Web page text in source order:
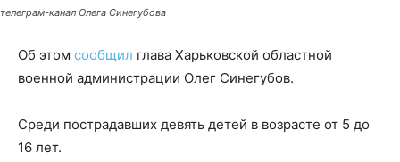
телеграм-канал Олега Синегубова
Об этом сообщил глава Харьковской областной
военной администрации Олег Синегубов.
Среди пострадавших девять детей в возрасте от 5 до
16 лет.